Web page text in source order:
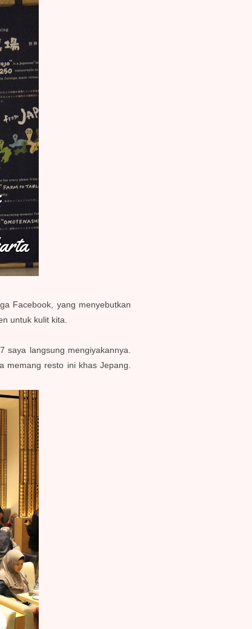
Facebook, yang menyebutkan
untuk kulit kita.
saya langsung mengiyakannya.
memang resto ini khas Jepang.